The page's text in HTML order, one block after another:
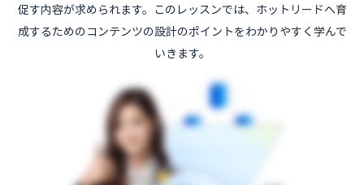
促す内容が求められます。このレッスンでは、ホットリードへ育
成するためのコンテンツの設計のポイントをわかりやすく学んで
いきます。